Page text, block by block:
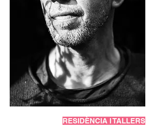
RESIDÈNCIA I TALLERS